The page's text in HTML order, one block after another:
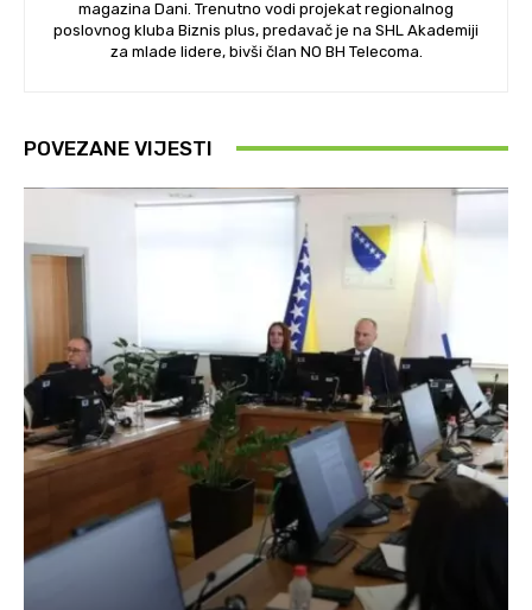
magazina Dani. Trenutno vodi projekat regionalnog
poslovnog kluba Biznis plus, predavač je na SHL Akademiji
za mlade lidere, bivši član NO BH Telecoma.
POVEZANE VIJESTI